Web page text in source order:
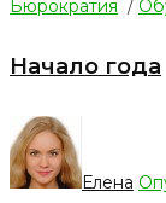
Бюрократия /
Начало года
Елена